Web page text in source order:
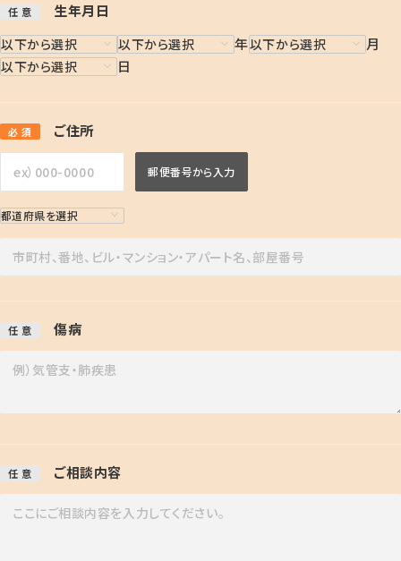
任 意
生年月日
年
月
日
必 須 ご住所
郵便番号から入力
任 意 傷病
任 意 ご相談内容